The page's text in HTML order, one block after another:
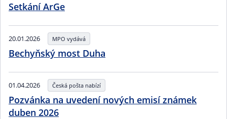
Setkání ArGe
20.01.2026 MPO vydává
Bechyňský most Duha
01.04.2026 Česká pošta nabízí
Pozvánka na uvedení nových emisí známek
duben 2026